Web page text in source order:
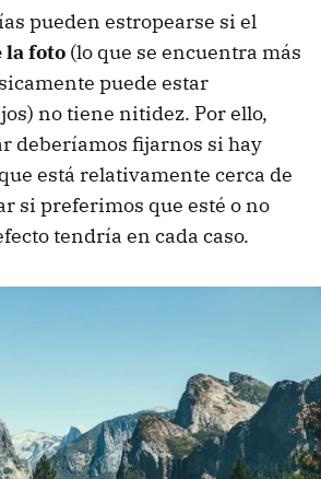
pueden estropearse si el
la foto (lo que se encuentra más
puede estar
no tiene nitidez. Por ello,
deberíamos fijarnos si hay
está relativamente cerca de
si preferimos que esté o no
tendría en cada caso.